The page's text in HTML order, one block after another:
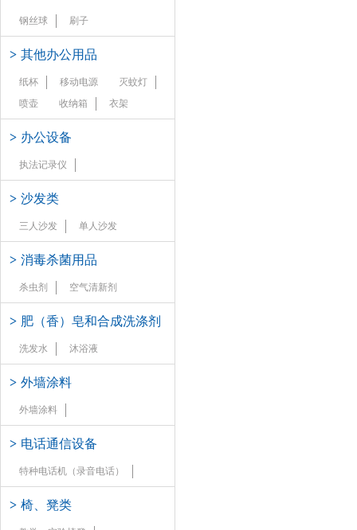
钢丝球 刷子
> 其他办公用品
纸杯 移动电源
灭蚊灯
喷壶
收纳箱 衣架
> 办公设备
执法记录仪
> 沙发类
三人沙发 单人沙发
> 消毒杀菌用品
杀虫剂 空气清新剂
> 肥（香）皂和合成洗涤剂
洗发水 沐浴液
> 外墙涂料
外墙涂料
> 电话通信设备
特种电话机（录音电话）
> 椅、凳类